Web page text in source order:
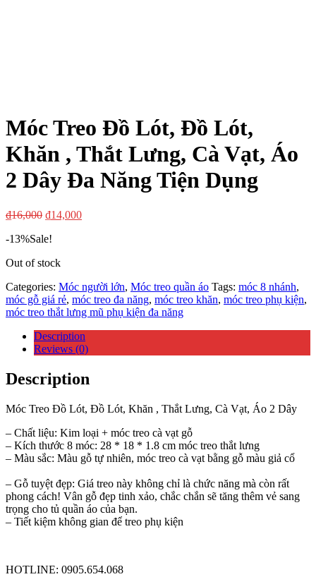
Móc Treo Đồ Lót, Đồ Lót,
Khăn , Thắt Lưng, Cà Vạt, Áo
2 Dây Đa Năng Tiện Dụng
₫16,000 ₫14,000
-13%Sale!
Out of stock
Categories: Móc người lớn, Móc treo quần áo Tags: móc 8 nhánh,
móc gỗ giá rẻ, móc treo đa năng, móc treo khăn, móc treo phụ kiện,
móc treo thắt lưng mũ phụ kiện đa năng
Description
Reviews (0)
Description
Móc Treo Đồ Lót, Đồ Lót, Khăn , Thắt Lưng, Cà Vạt, Áo 2 Dây
– Chất liệu: Kim loại + móc treo cà vạt gỗ
– Kích thước 8 móc: 28 * 18 * 1.8 cm móc treo thắt lưng
– Màu sắc: Màu gỗ tự nhiên, móc treo cà vạt bằng gỗ màu giả cổ
– Gỗ tuyệt đẹp: Giá treo này không chỉ là chức năng mà còn rất
phong cách! Vân gỗ đẹp tinh xảo, chắc chắn sẽ tăng thêm vẻ sang
trọng cho tủ quần áo của bạn.
– Tiết kiệm không gian để treo phụ kiện
HOTLINE: 0905.654.068